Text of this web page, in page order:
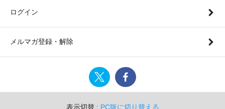
ログイン
メルマガ登録・解除
表示切替 : PC版に切り替える